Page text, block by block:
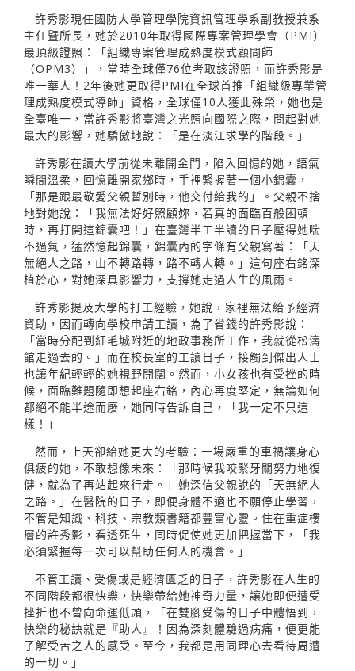
許秀影現任國防大學管理學院資訊管理學系副教授兼系
主任暨所長，她於2010年取得國際專案管理學會（PMI）
最頂級證照：「組織專案管理成熟度模式顧問師
（OPM3）」，當時全球僅76位考取該證照，而許秀影是
唯一華人！2年後她更取得PMI在全球首推「組織級專業管
理成熟度模式導師」資格，全球僅10人獲此殊榮，她也是
全臺唯一，當許秀影將臺灣之光照向國際之際，問起對她
最大的影響，她驕傲地說：「是在淡江求學的階段。」
許秀影在讀大學前從未離開金門，陷入回憶的她，語氣
瞬間溫柔，回憶離開家鄉時，手裡緊握著一個小錦囊，
「那是跟最敬愛父親暫別時，他交付給我的」。父親不捨
地對她說：「我無法好好照顧妳，若真的面臨百般困頓
時，再打開這錦囊吧！」在臺灣半工半讀的日子壓得她喘
不過氣，猛然憶起錦囊，錦囊內的字條有父親寫著：「天
無絕人之路，山不轉路轉，路不轉人轉。」這句座右銘深
植於心，對她深具影響力，支撐她走過人生的風雨。
許秀影提及大學的打工經驗，她說，家裡無法給予經濟
資助，因而轉向學校申請工讀，為了省錢的許秀影說：
「當時分配到紅毛城附近的地政事務所工作，我就從松濤
館走過去的。」而在校長室的工讀日子，接觸到傑出人士
也讓年紀輕輕的她視野開闊。然而，小女孩也有受挫的時
候，面臨難題隨即想起座右銘，內心再度堅定，無論如何
都絕不能半途而廢，她同時告訴自己，「我一定不只這
樣！」
然而，上天卻給她更大的考驗：一場嚴重的車禍讓身心
俱疲的她，不敢想像未來：「那時候我咬緊牙關努力地復
健，就為了再站起來行走。」她深信父親說的「天無絕人
之路。」在醫院的日子，即便身體不適也不願停止學習，
不管是知識、科技、宗教類書籍都豐富心靈。住在重症樓
層的許秀影，看透死生，同時促使她更加把握當下，「我
必須緊握每一次可以幫助任何人的機會。」
不管工讀、受傷或是經濟匱乏的日子，許秀影在人生的
不同階段都很快樂，快樂帶給她神奇力量，讓她即便遭受
挫折也不曾向命運低頭，「在雙腳受傷的日子中體悟到，
快樂的秘訣就是『助人』！因為深刻體驗過病痛，便更能
了解受苦之人的感受。至今，我都是用同理心去看待周遭
的一切。」